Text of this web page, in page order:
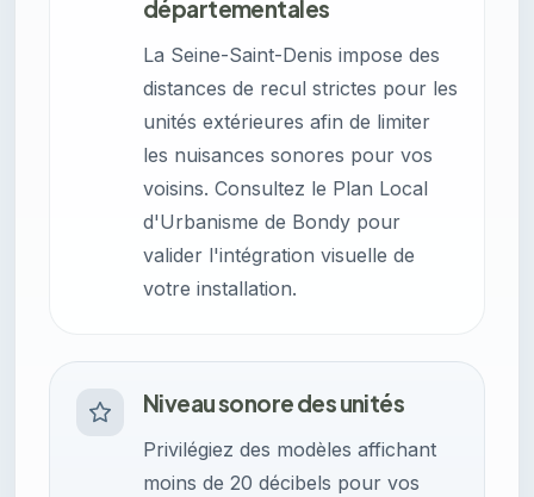
départementales
La Seine-Saint-Denis impose des
distances de recul strictes pour les
unités extérieures afin de limiter
les nuisances sonores pour vos
voisins. Consultez le Plan Local
d'Urbanisme de Bondy pour
valider l'intégration visuelle de
votre installation.
Niveau sonore des unités
Privilégiez des modèles affichant
moins de 20 décibels pour vos